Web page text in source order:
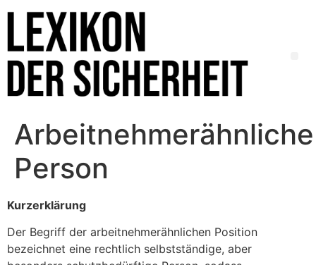
Arbeitnehmerähnliche
Person
Kurzerklärung
Der Begriff der arbeitnehmerähnlichen Position
bezeichnet eine rechtlich selbstständige, aber